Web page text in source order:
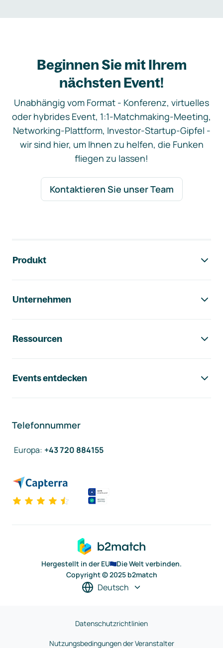
Beginnen Sie mit Ihrem
nächsten Event!
Unabhängig vom Format - Konferenz, virtuelles
oder hybrides Event, 1:1-Matchmaking-Meeting,
Networking-Plattform, Investor-Startup-Gipfel -
wir sind hier, um Ihnen zu helfen, die Funken
fliegen zu lassen!
Kontaktieren Sie unser Team
Produkt
Unternehmen
Ressourcen
Events entdecken
Telefonnummer
Europa: +43 720 884155
Hergestellt in der EU
Die Welt verbinden.
Copyright © 2025 b2match
Deutsch
Datenschutzrichtlinien
Nutzungsbedingungen der Veranstalter